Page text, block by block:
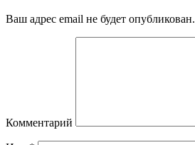
Ваш адрес email не будет опубликован.
Комментарий